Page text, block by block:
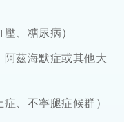
、糖尿病）
茲海默症或其他大
、不寧腿症候群）